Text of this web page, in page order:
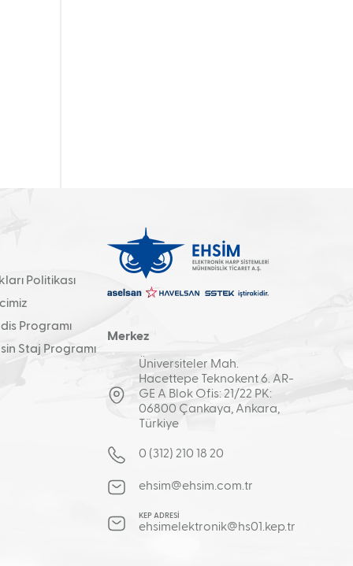
Politikası
Programı
Staj Programı
Merkez
Üniversiteler Mah.
Hacettepe Teknokent 6. AR-
GE A Blok Ofis: 21/22 PK:
06800 Çankaya, Ankara,
Türkiye
0 (312) 210 18 20
ehsim@ehsim.com.tr
KEP ADRESİ
ehsimelektronik@hs01.kep.tr